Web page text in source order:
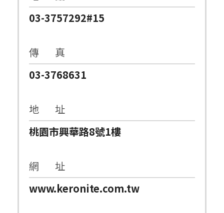
03-3757292#15
傳 真
03-3768631
地 址
桃園市興華路8號1樓
網 址
www.keronite.com.tw